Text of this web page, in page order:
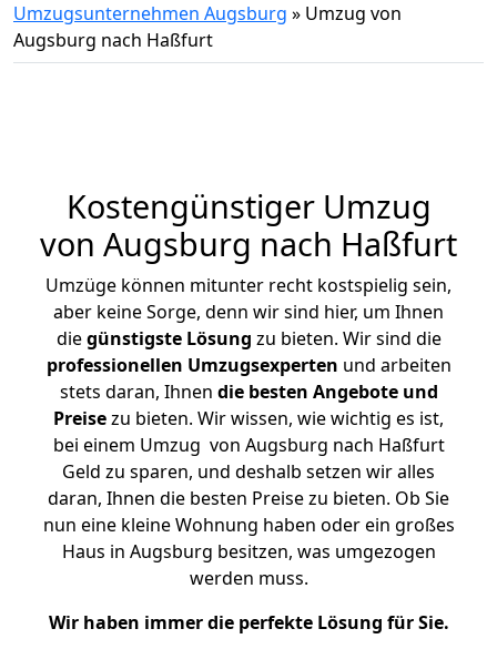
Umzugsunternehmen Augsburg » Umzug von
Augsburg nach Haßfurt
Kostengünstiger Umzug
von Augsburg nach Haßfurt
Umzüge können mitunter recht kostspielig sein,
aber keine Sorge, denn wir sind hier, um Ihnen
diegünstigste Lösung zu bieten. Wir sind die
professionellen Umzugsexperten und arbeiten
stets daran, Ihnen die besten Angebote und
Preisezu bieten. Wir wissen, wie wichtig es ist,
bei einem Umzug von Augsburg nach Haßfurt
Geld zu sparen, und deshalb setzen wir alles
daran, Ihnen die besten Preise zu bieten. Ob Sie
nun eine kleine Wohnung haben oder ein großes
Haus in Augsburg besitzen, was umgezogen
werden muss.
Wir haben immer die perfekte Lösung für Sie.